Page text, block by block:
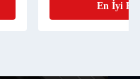
En İyi